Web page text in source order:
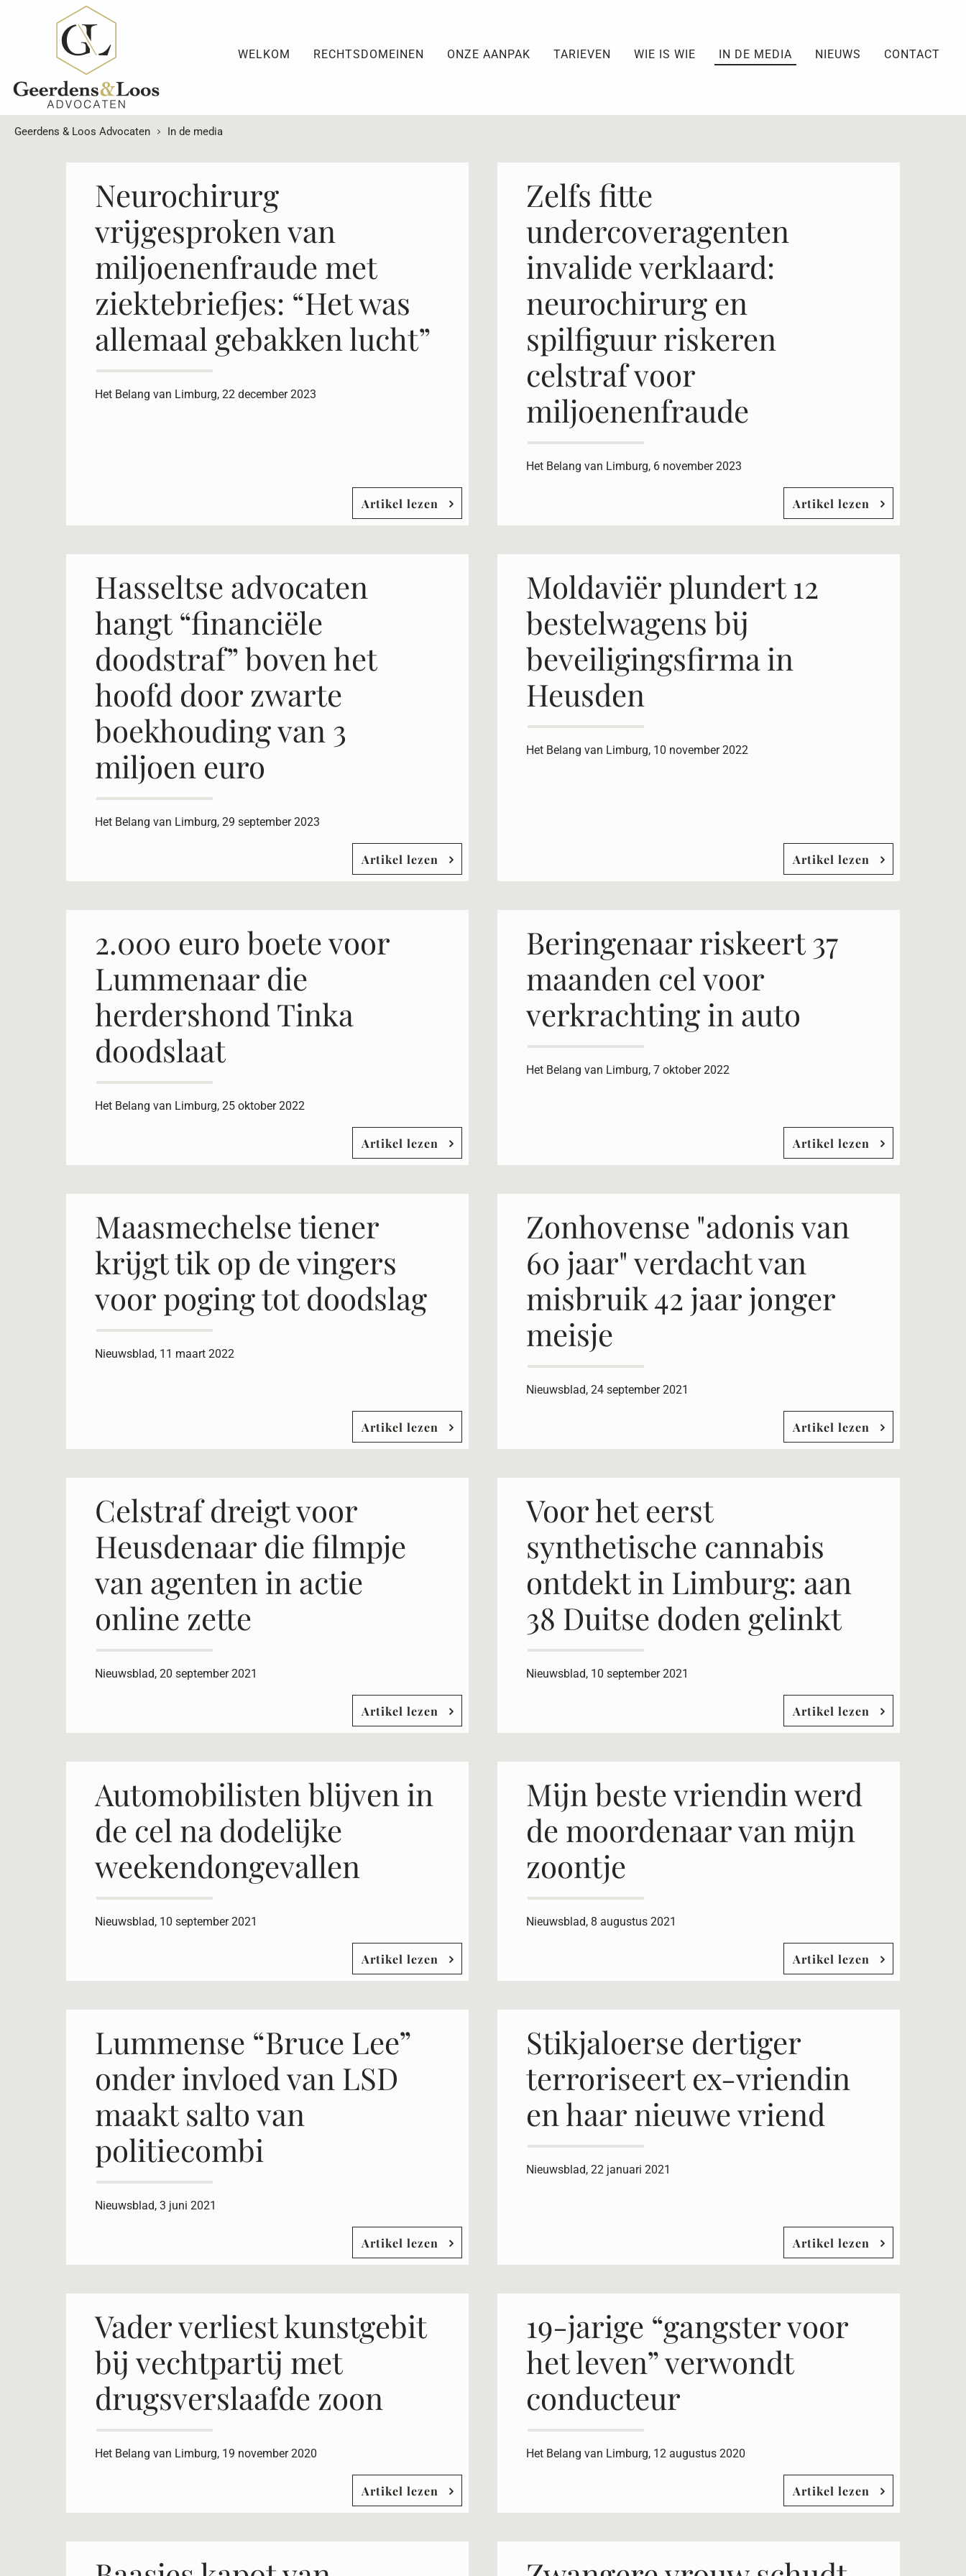
WELKOM RECHTSDOMEINEN ONZE AANPAK TARIEVEN WIE IS WIE IN DE MEDIA NIEUWS CONTACT
Geerdens & Loos Advocaten In de media
Neurochirurg
vrijgesproken van
miljoenenfraude met
ziektebriefjes: “Het was
allemaal gebakken lucht”
Het Belang van Limburg, 22 december 2023
Artikel lezen
Zelfs fitte
undercoveragenten
invalide verklaard:
neurochirurg en
spilfiguur riskeren
celstraf voor
miljoenenfraude
Het Belang van Limburg, 6 november 2023
Artikel lezen
Hasseltse advocaten
hangt “financiële
doodstraf” boven het
hoofd door zwarte
boekhouding van 3
miljoen euro
Het Belang van Limburg, 29 september 2023
Artikel lezen
Moldaviër plundert 12
bestelwagens bij
beveiligingsfirma in
Heusden
Het Belang van Limburg, 10 november 2022
Artikel lezen
2.000 euro boete voor
Lummenaar die
herdershond Tinka
doodslaat
Het Belang van Limburg, 25 oktober 2022
Artikel lezen
Beringenaar riskeert 37
maanden cel voor
verkrachting in auto
Het Belang van Limburg, 7 oktober 2022
Artikel lezen
Maasmechelse tiener
krijgt tik op de vingers
voor poging tot doodslag
Nieuwsblad, 11 maart 2022
Artikel lezen
Zonhovense "adonis van
60 jaar" verdacht van
misbruik 42 jaar jonger
meisje
Nieuwsblad, 24 september 2021
Artikel lezen
Celstraf dreigt voor
Heusdenaar die filmpje
van agenten in actie
online zette
Nieuwsblad, 20 september 2021
Artikel lezen
Voor het eerst
synthetische cannabis
ontdekt in Limburg: aan
38 Duitse doden gelinkt
Nieuwsblad, 10 september 2021
Artikel lezen
Automobilisten blijven in
de cel na dodelijke
weekendongevallen
Nieuwsblad, 10 september 2021
Artikel lezen
Mijn beste vriendin werd
de moordenaar van mijn
zoontje
Nieuwsblad, 8 augustus 2021
Artikel lezen
Lummense “Bruce Lee”
onder invloed van LSD
maakt salto van
politiecombi
Nieuwsblad, 3 juni 2021
Artikel lezen
Stikjaloerse dertiger
terroriseert ex-vriendin
en haar nieuwe vriend
Nieuwsblad, 22 januari 2021
Artikel lezen
Vader verliest kunstgebit
bij vechtpartij met
drugsverslaafde zoon
Het Belang van Limburg, 19 november 2020
Artikel lezen
19-jarige “gangster voor
het leven” verwondt
conducteur
Het Belang van Limburg, 12 augustus 2020
Artikel lezen